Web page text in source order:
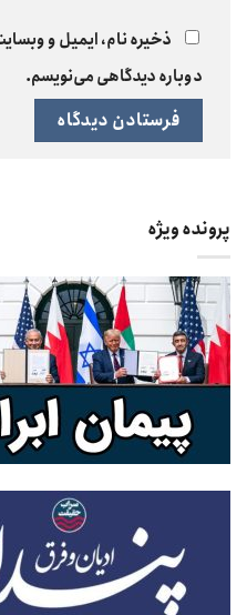
ذخیره نام، ایمیل و
دوباره دیدگاهی می‌نویسم.
پرونده ویژه